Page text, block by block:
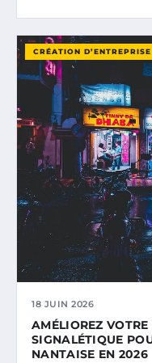
CRÉATION D’ENTREPRISE
18 JUIN 2026
AMÉLIOREZ
SIGNALÉTIQUE
NANTAISE EN 2026